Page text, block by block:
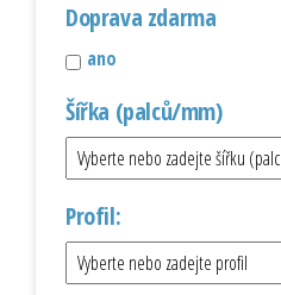
Doprava zdarma
ano
Šířka (palců/mm)
Profil: